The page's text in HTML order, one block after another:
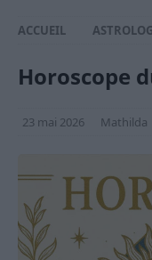
ACCUEIL
Horoscope
23 mai 2026 Mathilda